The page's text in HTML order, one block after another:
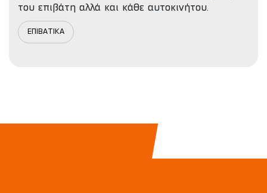
του επιβάτη αλλά και κάθε αυτοκινήτου.
ΕΠΙΒΑΤΙΚΑ